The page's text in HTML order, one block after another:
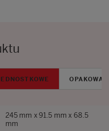
245 mm x 91.5 mm x 68.5
mm